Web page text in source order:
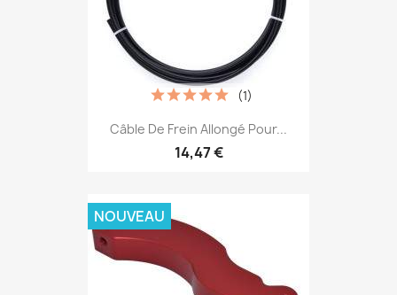
Câble De Frein Allongé Pour...
14,47 €
(1)
NOUVEAU